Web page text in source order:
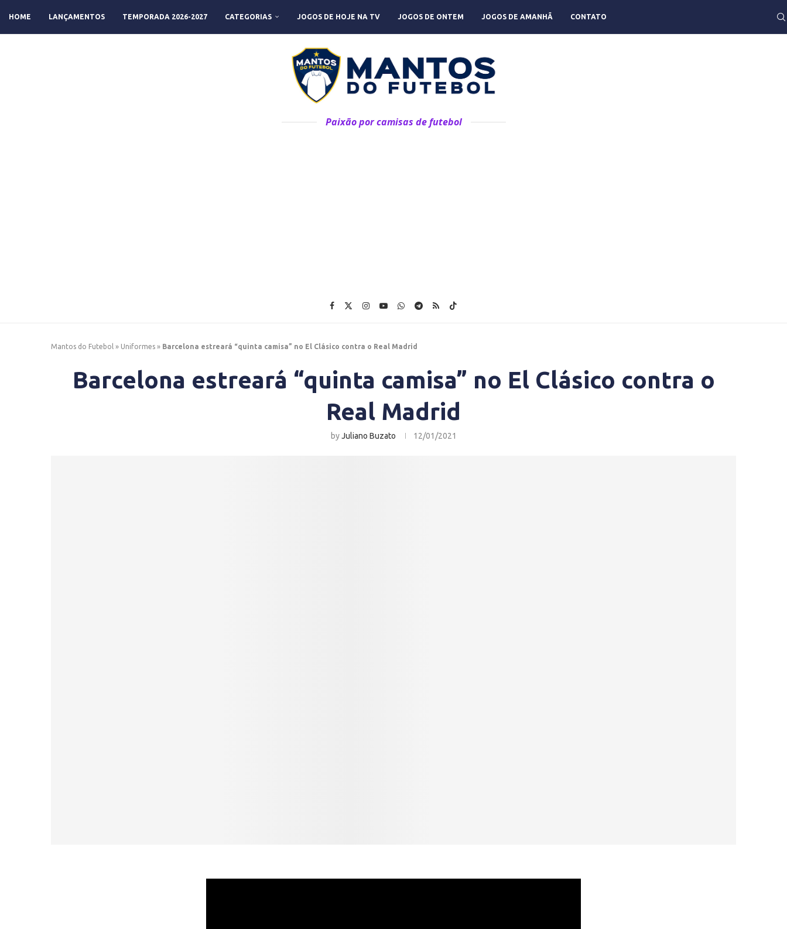
HOME LANÇAMENTOS TEMPORADA 2026-2027 CATEGORIAS JOGOS DE HOJE NA TV JOGOS DE ONTEM JOGOS DE AMANHÃ CONTATO
Paixão por camisas de futebol
Mantos do Futebol » Uniformes » Barcelona estreará “quinta camisa” no El Clásico contra o Real Madrid
Barcelona estreará “quinta camisa” no El Clásico contra o
Real Madrid
byJuliano Buzato 12/01/2021